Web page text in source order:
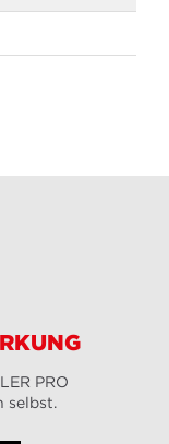
PRO
selbst.